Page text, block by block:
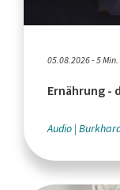
05.08.2026 - 5 Min.
Ernährung -
Audio